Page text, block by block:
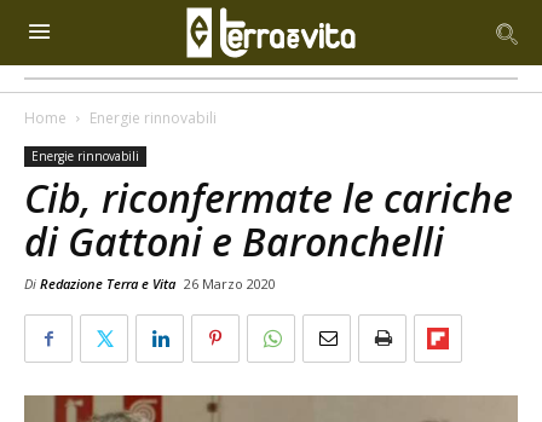
Home Energie rinnovabili
Energie rinnovabili
Cib, riconfermate le cariche
di Gattoni e Baronchelli
Di Redazione Terra e Vita 26 Marzo 2020